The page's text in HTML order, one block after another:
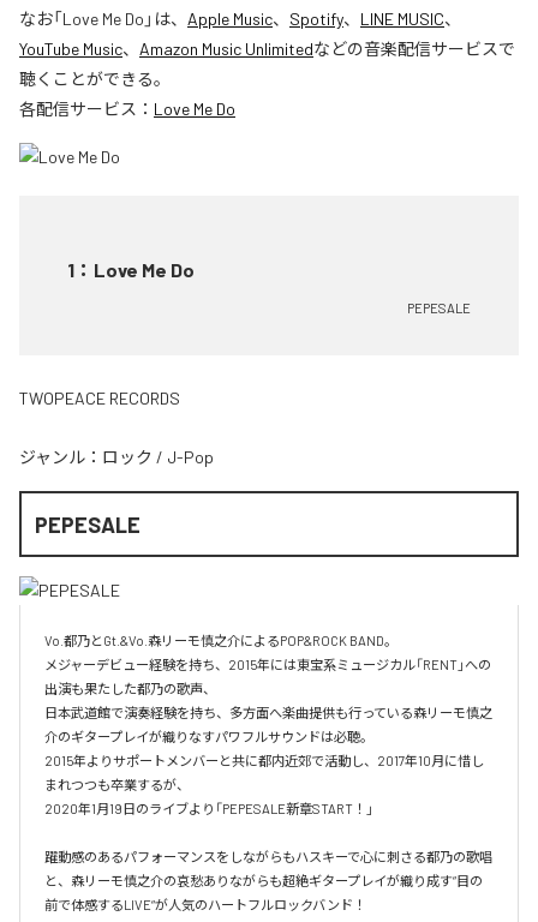
なお「Love Me Do 」は、 Apple Music、 Spotify、 LINE MUSIC、
YouTube Music、 Amazon Music Unlimitedなどの音楽配信サービスで
聴くことができる。
各配信サービス： Love Me Do
1 ： Love Me Do
PEPESALE
TWOPEACE RECORDS
ジャンル： ロック / J-Pop
PEPESALE
Vo.都乃とGt.&Vo.森リーモ慎之介によるPOP&ROCK BAND。
メジャーデビュー経験を持ち、2015年には東宝系ミュージカル「RENT」への
出演も果たした都乃の歌声、
日本武道館で演奏経験を持ち、多方面へ楽曲提供も行っている森リーモ慎之
介のギタープレイが織りなすパワフルサウンドは必聴。
2015年よりサポートメンバーと共に都内近郊で活動し、2017年10月に惜し
まれつつも卒業するが、
2020年1月19日のライブより「PEPESALE新章START！」
躍動感のあるパフォーマンスをしながらもハスキーで心に刺さる都乃の歌唱
と、森リーモ慎之介の哀愁ありながらも超絶ギタープレイが織り成す“目の
前で体感するLIVE“が人気のハートフルロックバンド！